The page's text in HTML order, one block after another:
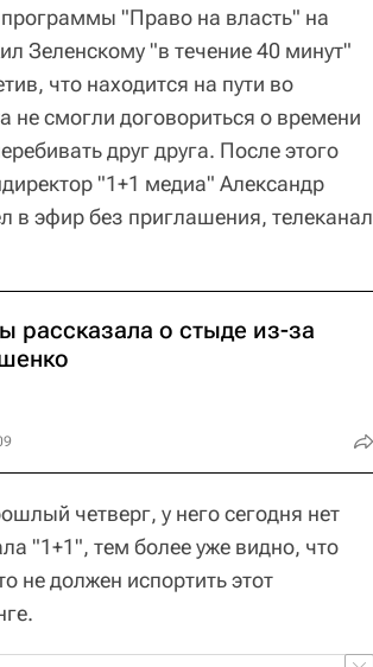
"Право на власть" на
Зеленскому "в течение 40 минут"
что находится на пути во
смогли договориться о времени
друг друга. После этого
"1+1 медиа" Александр
в эфир без приглашения, телеканал
рассказала о стыде из-за
четверг, у него сегодня нет
"1+1", тем более уже видно, что
не должен испортить этот